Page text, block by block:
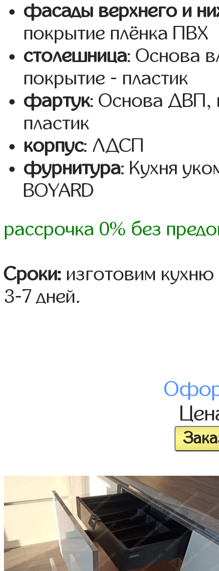
фасады верхнего и
покрытие плёнка ПВХ
столешница: Основа
покрытие - пластик
фартук: Основа ДВП,
пластик
корпус: ЛДСП
фурнитура: Кухня
BOYARD
рассрочка 0% без
Сроки: изготовим
3-7 дней.